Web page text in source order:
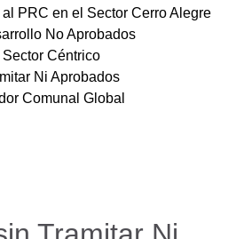
PRC en el Sector Cerro Alegre
No Aprobados
Céntrico
Ni Aprobados
Comunal Global